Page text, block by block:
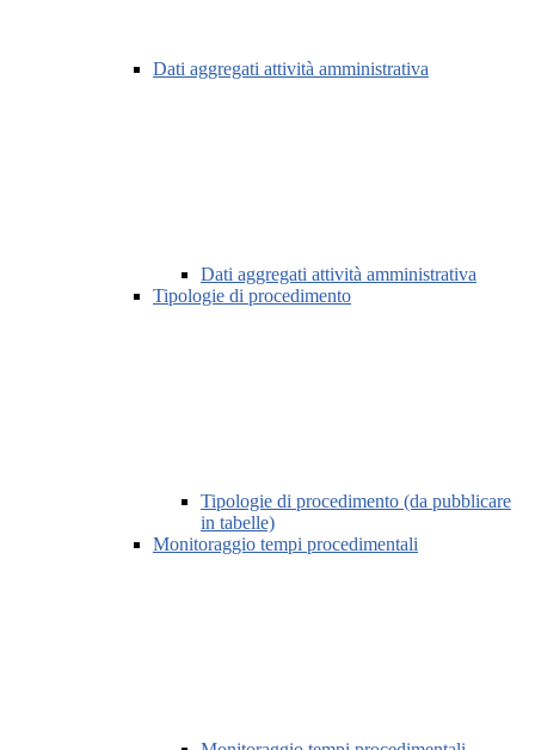
Dati aggregati attività amministrativa
Dati aggregati attività amministrativa
Tipologie di procedimento
Tipologie di procedimento (da pubblicare
in tabelle)
Monitoraggio tempi procedimentali